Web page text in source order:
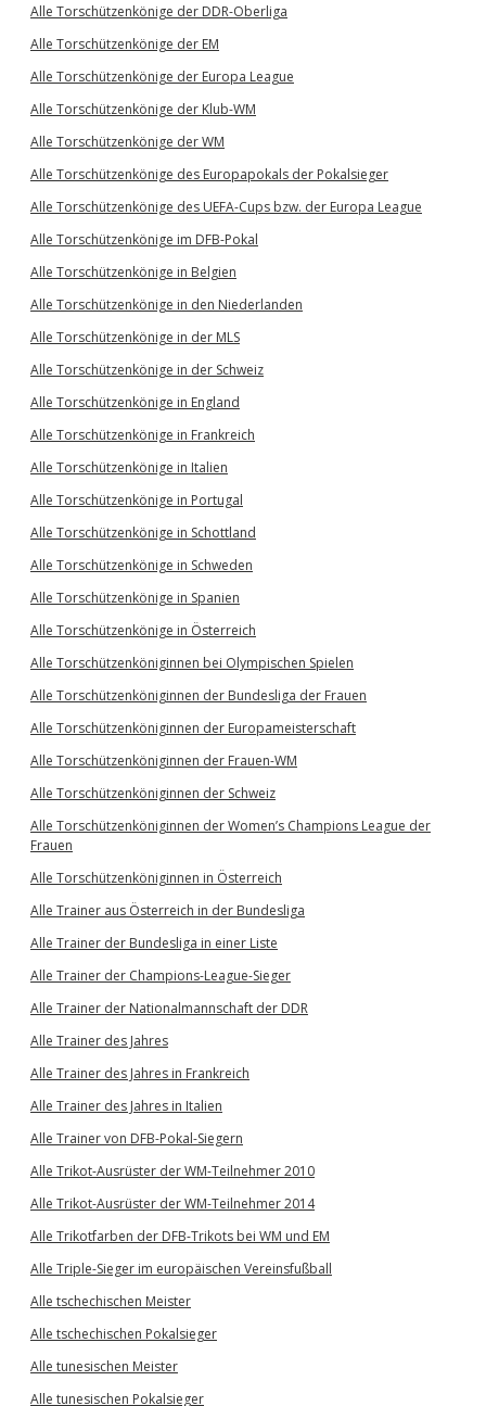
Alle Torschützenkönige der DDR-Oberliga
Alle Torschützenkönige der EM
Alle Torschützenkönige der Europa League
Alle Torschützenkönige der Klub-WM
Alle Torschützenkönige der WM
Alle Torschützenkönige des Europapokals der Pokalsieger
Alle Torschützenkönige des UEFA-Cups bzw. der Europa League
Alle Torschützenkönige im DFB-Pokal
Alle Torschützenkönige in Belgien
Alle Torschützenkönige in den Niederlanden
Alle Torschützenkönige in der MLS
Alle Torschützenkönige in der Schweiz
Alle Torschützenkönige in England
Alle Torschützenkönige in Frankreich
Alle Torschützenkönige in Italien
Alle Torschützenkönige in Portugal
Alle Torschützenkönige in Schottland
Alle Torschützenkönige in Schweden
Alle Torschützenkönige in Spanien
Alle Torschützenkönige in Österreich
Alle Torschützenköniginnen bei Olympischen Spielen
Alle Torschützenköniginnen der Bundesliga der Frauen
Alle Torschützenköniginnen der Europameisterschaft
Alle Torschützenköniginnen der Frauen-WM
Alle Torschützenköniginnen der Schweiz
Alle Torschützenköniginnen der Women’s Champions League der
Frauen
Alle Torschützenköniginnen in Österreich
Alle Trainer aus Österreich in der Bundesliga
Alle Trainer der Bundesliga in einer Liste
Alle Trainer der Champions-League-Sieger
Alle Trainer der Nationalmannschaft der DDR
Alle Trainer des Jahres
Alle Trainer des Jahres in Frankreich
Alle Trainer des Jahres in Italien
Alle Trainer von DFB-Pokal-Siegern
Alle Trikot-Ausrüster der WM-Teilnehmer 2010
Alle Trikot-Ausrüster der WM-Teilnehmer 2014
Alle Trikotfarben der DFB-Trikots bei WM und EM
Alle Triple-Sieger im europäischen Vereinsfußball
Alle tschechischen Meister
Alle tschechischen Pokalsieger
Alle tunesischen Meister
Alle tunesischen Pokalsieger